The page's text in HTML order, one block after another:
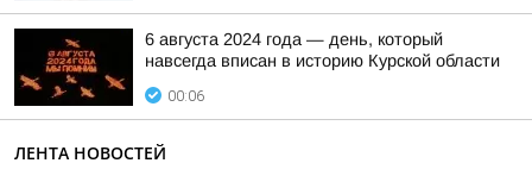
6 августа 2024 года — день, который
навсегда вписан в историю Курской области
00:06
ЛЕНТА НОВОСТЕЙ